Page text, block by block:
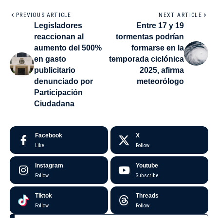
PREVIOUS ARTICLE
Legisladores
reaccionan al
aumento del 500%
en gasto
publicitario
denunciado por
Participación
Ciudadana
NEXT ARTICLE
Entre 17 y 19
tormentas podrían
formarse en la
temporada ciclónica
2025, afirma
meteorólogo
Facebook
Like
X
Follow
Instagram
Follow
Youtube
Subscribe
Tiktok
Follow
Threads
Follow